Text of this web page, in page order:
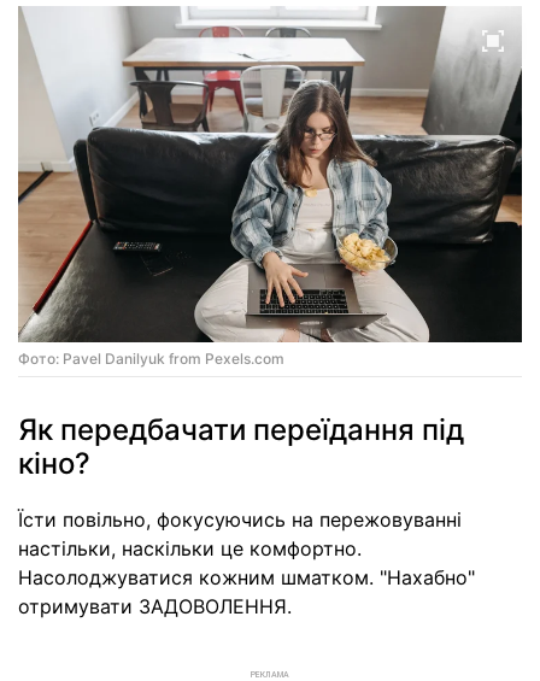
Фото: Pavel Danilyuk from Pexels.com
Як передбачати переїдання під
кіно?
Їсти повільно, фокусуючись на пережовуванні
настільки, наскільки це комфортно.
Насолоджуватися кожним шматком. "Нахабно"
отримувати ЗАДОВОЛЕННЯ.
РЕКЛАМА